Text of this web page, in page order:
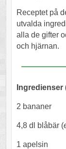
Receptet på
utvalda
alla de gifter
och hjärnan.
Ingredienser
2 bananer
4,8 dl blåbär (
1 apelsin